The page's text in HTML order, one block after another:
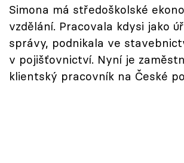
Speciál: Cuketa
Těhotnej kuchař
Sledujte prima+
Simona má středoškolské
vzdělání. Pracovala kdysi jako
správy, podnikala ve
v pojišťovnictví. Nyní je
klientský pracovník na České